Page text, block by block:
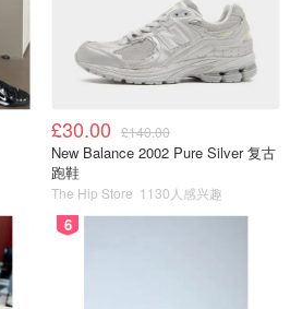
£30.00 £140.00
New Balance 2002 Pure Silver 复古
跑鞋
The Hip Store 1130人感兴趣
6